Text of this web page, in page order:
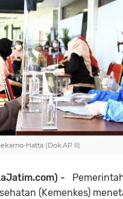
Hatta (Dok.AP II)
-
(Kemenkes)